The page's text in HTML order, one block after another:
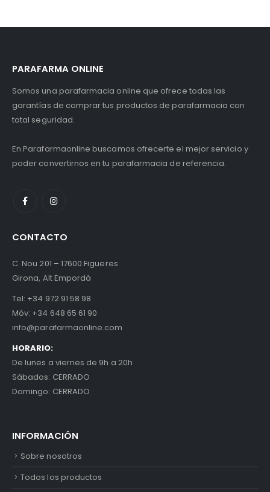
PARAFARMA ONLINE
Somos una parafarmacia online que ofrece todas las
garantías de comprar tus productos de parafarmacia con
total seguridad.
En Parafarmaonline buscamos ofrecerte el mejor servicio y
poder convertirnos en tu parafarmacia de referencia.
CONTACTO
C. Nou 201 – 17600 Figueres
Girona, Alt Empordà
Tel: +34 972 91 58 98
Móv: +34 648 65 61 90
info@parafarmaonline.com
HORARIO:
De lunes a viernes de 9h a 20h
Sábados: CERRADO
Domingo: CERRADO
INFORMACIÓN
Sobre nosotros
Todos los productos